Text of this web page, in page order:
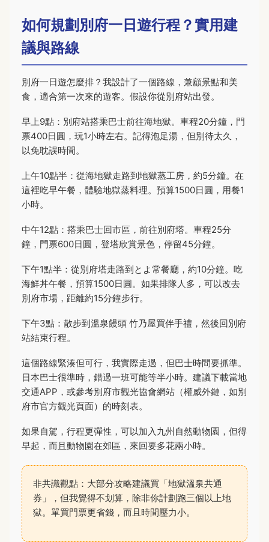
如何規劃別府一日遊行程？實用建
議與路線
別府一日遊怎麼排？我設計了一個路線，兼顧景點和美
食，適合第一次來的遊客。假設你從別府站出發。
早上9點：別府站搭乘巴士前往海地獄。車程20分鐘，門
票400日圓，玩1小時左右。記得泡足湯，但別待太久，
以免耽誤時間。
上午10點半：從海地獄走路到地獄蒸工房，約5分鐘。在
這裡吃早午餐，體驗地獄蒸料理。預算1500日圓，用餐1
小時。
中午12點：搭乘巴士回市區，前往別府塔。車程25分
鐘，門票600日圓，登塔欣賞景色，停留45分鐘。
下午1點半：從別府塔走路到とよ常餐廳，約10分鐘。吃
海鮮丼午餐，預算1500日圓。如果排隊人多，可以改去
別府市場，距離約15分鐘步行。
下午3點：散步到溫泉饅頭 竹乃屋買伴手禮，然後回別府
站結束行程。
這個路線緊湊但可行，我實際走過，但巴士時間要抓準。
日本巴士很準時，錯過一班可能等半小時。建議下載當地
交通APP，或參考別府市觀光協會網站（權威外鏈，如別
府市官方觀光頁面）的時刻表。
如果自駕，行程更彈性，可以加入九州自然動物園，但得
早起，而且動物園在郊區，來回要多花兩小時。
非共識觀點：大部分攻略建議買「地獄溫泉共通
券」，但我覺得不划算，除非你計劃跑三個以上地
獄。單買門票更省錢，而且時間壓力小。